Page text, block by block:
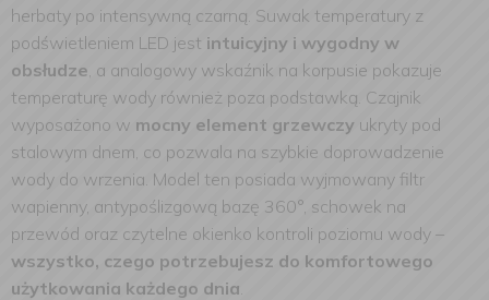
herbaty po intensywną czarną. Suwak temperatury z
podświetleniem LED jest intuicyjny i wygodny w
obsłudze, a analogowy wskaźnik na korpusie pokazuje
temperaturę wody również poza podstawką. Czajnik
wyposażono w mocny element grzewczy ukryty pod
stalowym dnem, co pozwala na szybkie doprowadzenie
wody do wrzenia. Model ten posiada wyjmowany filtr
wapienny, antypoślizgową bazę 360°, schowek na
przewód oraz czytelne okienko kontroli poziomu wody –
wszystko, czego potrzebujesz do komfortowego
użytkowania każdego dnia.